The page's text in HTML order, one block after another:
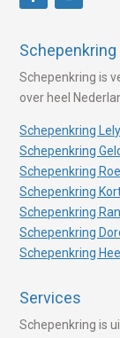
Schepenkring is
over heel
Schepenkring
Schepenkring
Schepenkring
Schepenkring
Schepenkring
Schepenkring
Schepenkring
Services
Schepenkring is